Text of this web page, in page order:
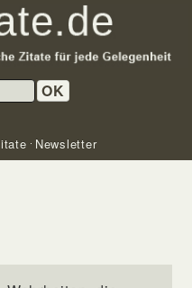
OK
Newsletter